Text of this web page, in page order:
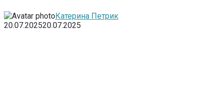
Катерина Петрик
20.07.202520.07.2025